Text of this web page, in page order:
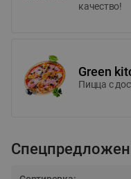
качество!
Green
Пицца c